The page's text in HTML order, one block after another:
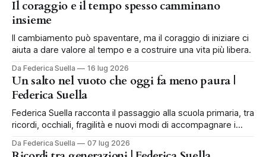
Il coraggio e il tempo spesso camminano
insieme
Il cambiamento può spaventare, ma il coraggio di iniziare ci
aiuta a dare valore al tempo e a costruire una vita più libera.
Da Federica Suella 16 lug 2026
Un salto nel vuoto che oggi fa meno paura |
Federica Suella
Federica Suella racconta il passaggio alla scuola primaria, tra
ricordi, occhiali, fragilità e nuovi modi di accompagnare i
Da Federica Suella 07 lug 2026